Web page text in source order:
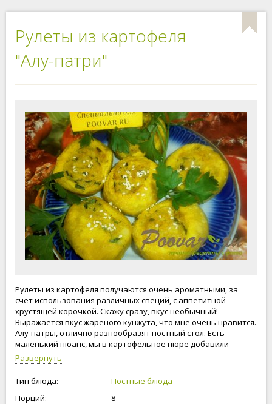
Рулеты из картофеля
"Алу-патри"
Рулеты из картофеля получаются очень ароматными, за
счет использования различных специй, с аппетитной
хрустящей корочкой. Скажу сразу, вкус необычный!
Выражается вкус жареного кунжута, что мне очень нравится.
Алу-патры, отлично разнообразят постный стол. Есть
маленький нюанс, мы в картофельное пюре добавили
яичный желток, если вы будете готовить это блюдо во время
поста, тогда вместо желтка возьмите картофельный или
кукурузный крахмал, достаточно будет 1 столовой ложки
крахмала.
Развернуть
Тип блюда:
Постные блюда
Порций:
8